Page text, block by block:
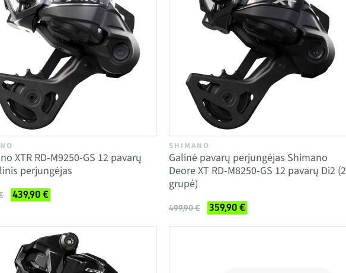
XTR RD-M9250-GS 12 pavarų
perjungėjas
439,90 €
SHIMANO
Galinė pavarų perjungėjas Shimano
Deore XT RD-M8250-GS 12 pavarų Di2 (2
grupė)
499,90 € 359,90 €